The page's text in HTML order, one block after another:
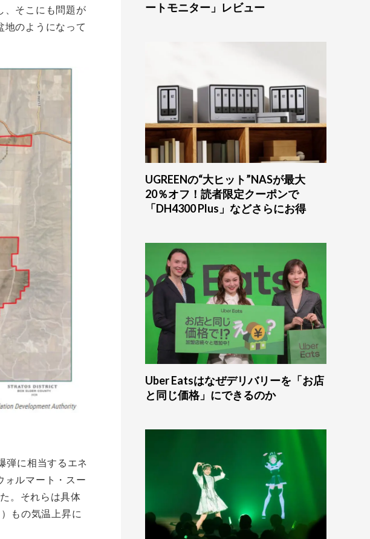
、そこにも問題が
のようになって
弾に相当するエネ
ォルマート・スー
。それらは具体
もの気温上昇に
ートモニター」レビュー
UGREENの“大ヒット”NASが最大
20％オフ！読者限定クーポンで
「DH4300 Plus」などさらにお得
Uber Eatsはなぜデリバリーを「お店
と同じ価格」にできるのか